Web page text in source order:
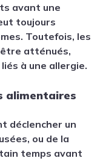
avant une
toujours
Toutefois, les
atténués,
à une allergie.
alimentaires
déclencher un
ou de la
temps avant